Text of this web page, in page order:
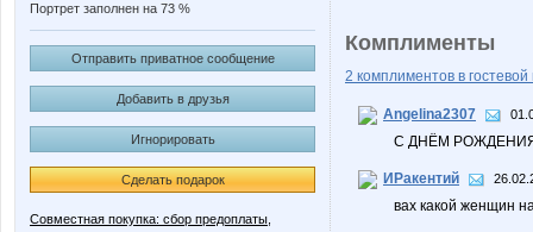
Портрет заполнен на 73 %
Отправить приватное сообщение
Добавить в друзья
Игнорировать
Сделать подарок
Совместная покупка: сбор предоплаты,
Комплименты
2 комплиментов в гостевой
Angelina2307
С ДНЁМ
ИРакентий
вах какой женщин